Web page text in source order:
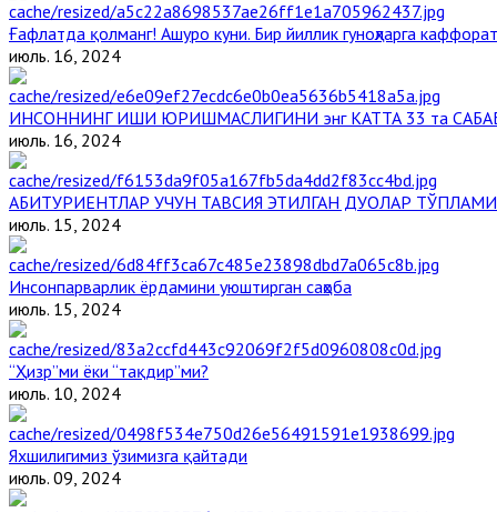
Ғафлатда қолманг! Ашуро куни. Бир йиллик гуноҳларга
июль. 16, 2024
ИНСОННИНГ ИШИ ЮРИШМАСЛИГИНИ энг КАТТА 33 та
июль. 16, 2024
АБИТУРИЕНТЛАР УЧУН ТАВСИЯ ЭТИЛГАН ДУОЛАР ТЎПЛАМИ
июль. 15, 2024
Инсонпарварлик ёрдамини уюштирган саҳоба
июль. 15, 2024
“Ҳизр”ми ёки “тақдир”ми?
июль. 10, 2024
Яхшилигимиз ўзимизга қайтади
июль. 09, 2024